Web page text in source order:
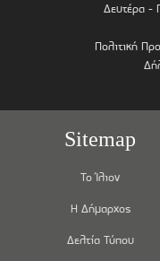
Δευτέρα -
Πολιτική
Sitemap
Το Ίλιον
Η Δήμαρχος
Δελτία Τύπου